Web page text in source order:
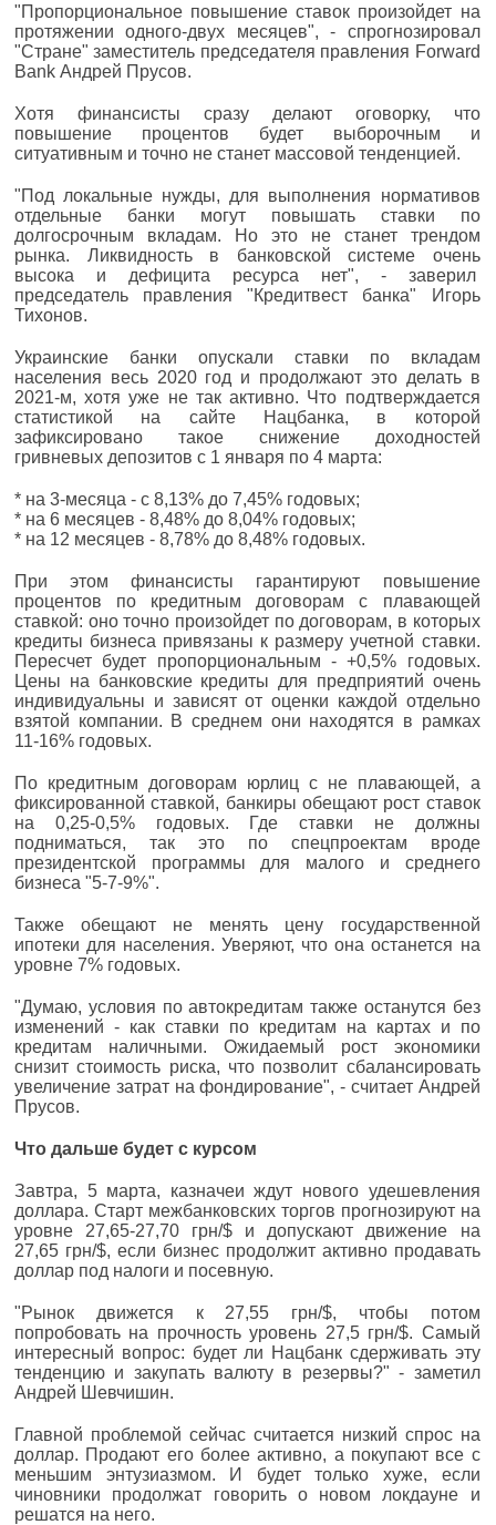
"Пропорциональное повышение ставок произойдет на
протяжении одного-двух месяцев", - спрогнозировал
"Стране" заместитель председателя правления Forward
Bank Андрей Прусов.
Хотя финансисты сразу делают оговорку, что
повышение процентов будет выборочным и
ситуативным и точно не станет массовой тенденцией.
"Под локальные нужды, для выполнения нормативов
отдельные банки могут повышать ставки по
долгосрочным вкладам. Но это не станет трендом
рынка. Ликвидность в банковской системе очень
высока и дефицита ресурса нет", - заверил
председатель правления "Кредитвест банка" Игорь
Тихонов.
Украинские банки опускали ставки по вкладам
населения весь 2020 год и продолжают это делать в
2021-м, хотя уже не так активно. Что подтверждается
статистикой на сайте Нацбанка, в которой
зафиксировано такое снижение доходностей
гривневых депозитов с 1 января по 4 марта:
* на 3-месяца - с 8,13% до 7,45% годовых;
* на 6 месяцев - 8,48% до 8,04% годовых;
* на 12 месяцев - 8,78% до 8,48% годовых.
При этом финансисты гарантируют повышение
процентов по кредитным договорам с плавающей
ставкой: оно точно произойдет по договорам, в которых
кредиты бизнеса привязаны к размеру учетной ставки.
Пересчет будет пропорциональным - +0,5% годовых.
Цены на банковские кредиты для предприятий очень
индивидуальны и зависят от оценки каждой отдельно
взятой компании. В среднем они находятся в рамках
11-16% годовых.
По кредитным договорам юрлиц с не плавающей, а
фиксированной ставкой, банкиры обещают рост ставок
на 0,25-0,5% годовых. Где ставки не должны
подниматься, так это по спецпроектам вроде
президентской программы для малого и среднего
бизнеса "5-7-9%".
Также обещают не менять цену государственной
ипотеки для населения. Уверяют, что она останется на
уровне 7% годовых.
"Думаю, условия по автокредитам также останутся без
изменений - как ставки по кредитам на картах и по
кредитам наличными. Ожидаемый рост экономики
снизит стоимость риска, что позволит сбалансировать
увеличение затрат на фондирование", - считает Андрей
Прусов.
Что дальше будет с курсом
Завтра, 5 марта, казначеи ждут нового удешевления
доллара. Старт межбанковских торгов прогнозируют на
уровне 27,65-27,70 грн/$ и допускают движение на
27,65 грн/$, если бизнес продолжит активно продавать
доллар под налоги и посевную.
"Рынок движется к 27,55 грн/$, чтобы потом
попробовать на прочность уровень 27,5 грн/$. Самый
интересный вопрос: будет ли Нацбанк сдерживать эту
тенденцию и закупать валюту в резервы?" - заметил
Андрей Шевчишин.
Главной проблемой сейчас считается низкий спрос на
доллар. Продают его более активно, а покупают все с
меньшим энтузиазмом. И будет только хуже, если
чиновники продолжат говорить о новом локдауне и
решатся на него.